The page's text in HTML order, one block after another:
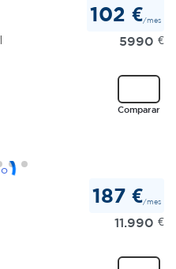
102 €/mes
5990 €
Comparar
187 €/mes
11.990 €